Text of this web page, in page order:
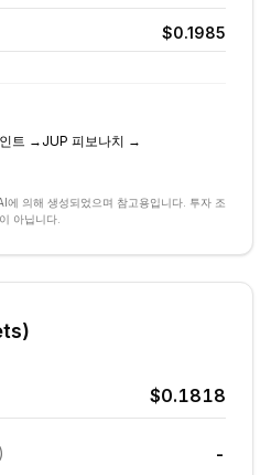
$0.1985
트 → JUP 피보나치 →
의해 생성되었으며 참고용입니다. 투자 조
아닙니다.
$0.1818
-